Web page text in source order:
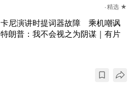
精选 ★
卡尼演讲时提词器故障 乘机嘲讽
特朗普：我不会视之为阴谋｜有片